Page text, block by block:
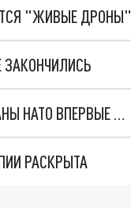
"ЖИВЫЕ ДРОНЫ"
"ОЧЕНЬ ПЛОХИЕ НОВОСТИ": БОЛЬШАЯ ОШИБКА PALANTIR В РОССИИ. СТРАНЫ НАТО ВПЕРВЫЕ ЗА СВО ОСТАНОВИЛИ ПОСТАВКИ ОРУЖИЯ. ВСУ ТЕРЯЮТ ПРИГРАНИЧЬЕ?
РАСКРЫТА